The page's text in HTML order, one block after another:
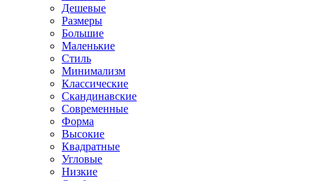
Дешевые
Размеры
Большие
Маленькие
Стиль
Минимализм
Классические
Скандинавские
Современные
Форма
Высокие
Квадратные
Угловые
Низкие